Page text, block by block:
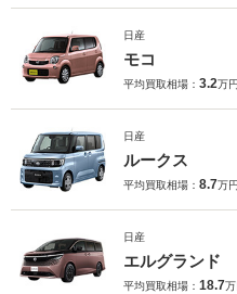
日産
モコ
平均買取相場： 3.2万
日産
ルークス
平均買取相場： 8.7万
日産
エルグランド
平均買取相場： 18.7